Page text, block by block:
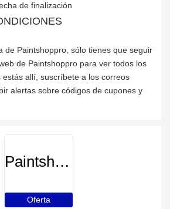
de finalización
de Paintshoppro, sólo tienes que seguir
de Paintshoppro para ver todos los
estás allí, suscríbete a los correos
alertas sobre códigos de cupones y
Paintshoppro
Oferta